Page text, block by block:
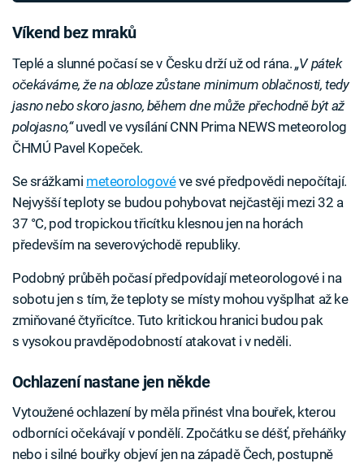
Víkend bez mraků
Teplé a slunné počasí se v Česku drží už od rána. „V pátek
očekáváme, že na obloze zůstane minimum oblačnosti, tedy
jasno nebo skoro jasno, během dne může přechodně být až
polojasno,“uvedl ve vysílání CNN Prima NEWS meteorolog
ČHMÚ Pavel Kopeček.
Se srážkami meteorologovéve své předpovědi nepočítají.
Nejvyšší teploty se budou pohybovat nejčastěji mezi 32 a
37 °C, pod tropickou třicítku klesnou jen na horách
především na severovýchodě republiky.
Podobný průběh počasí předpovídají meteorologové i na
sobotu jen s tím, že teploty se místy mohou vyšplhat až ke
zmiňované čtyřicítce. Tuto kritickou hranici budou pak
s vysokou pravděpodobností atakovat i v neděli.
Ochlazení nastane jen někde
Vytoužené ochlazení by měla přinést vlna bouřek, kterou
odborníci očekávají v pondělí. Zpočátku se déšť, přeháňky
nebo i silné bouřky objeví jen na západě Čech, postupně